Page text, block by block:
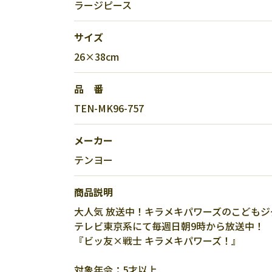
ラージピース
サイズ
26×38cm
品 番
TEN-MK96-757
メーカー
テンヨー
商品説明
大人気 放送中！キラメキパワーズのこども
テレビ東京系にて毎週日朝9時から放送中！
『ビッ友×戦士 キラメキパワーズ！』